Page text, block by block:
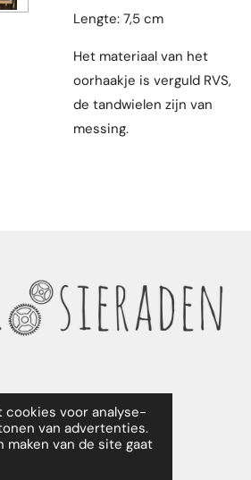
cookies voor analyse-
van advertenties.
maken van de site gaat
Lengte: 7,5 cm
Het materiaal van het
oorhaakje is verguld RVS,
de tandwielen zijn van
messing.